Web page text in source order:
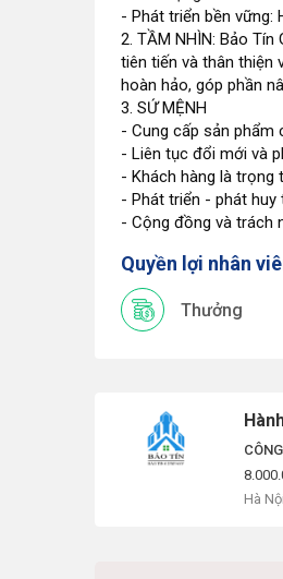
- Phát triển bền vững:
2. TẦM NHÌN: Bảo
tiên tiến và thân thiện
hoàn hảo, góp phần
3. SỨ MỆNH
- Cung cấp sản phẩm
- Liên tục đổi mới và
- Khách hàng là trọng
- Phát triển - phát
- Cộng đồng và trách
Quyền lợi nhân
Thưởng
Hà Nội